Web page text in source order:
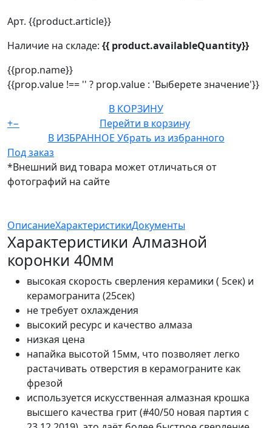
Арт. {{product.article}}
Наличие на складе: {{ product.availableQuantity}}
{{prop.name}}
{{prop.value !== '' ? prop.value : 'Выберете значение'}}
В КОРЗИНУ
+−
Перейти в корзину
В ИЗБРАННОЕ Убрать из избранного
Под заказ
*Внешний вид товара может отличаться от
фотографий на сайте
ОписаниеХарактеристикиДокументы
Характеристики Алмазной
коронки 40мм
высокая скорость сверления керамики ( 5сек) и
керамогранита (25сек)
не требует охлаждения
высокий ресурс и качество алмаза
низкая цена
напайка высотой 15мм, что позволяет легко
растачивать отверстия в керамограните как
фрезой
используется искусственная алмазная крошка
высшего качества грит (#40/50 новая партия с